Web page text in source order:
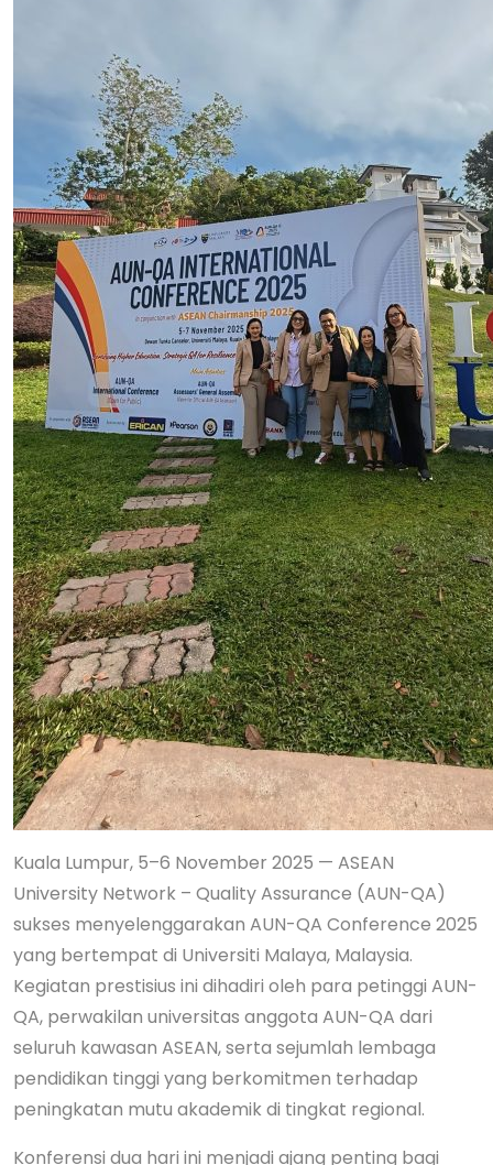
Kuala Lumpur, 5–6 November 2025 — ASEAN
University Network – Quality Assurance (AUN-QA)
sukses menyelenggarakan AUN-QA Conference 2025
yang bertempat di Universiti Malaya, Malaysia.
Kegiatan prestisius ini dihadiri oleh para petinggi AUN-
QA, perwakilan universitas anggota AUN-QA dari
seluruh kawasan ASEAN, serta sejumlah lembaga
pendidikan tinggi yang berkomitmen terhadap
peningkatan mutu akademik di tingkat regional.
Konferensi dua hari ini menjadi ajang penting bagi